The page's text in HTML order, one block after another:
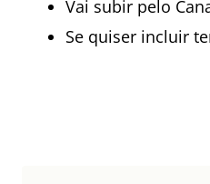
Vai subir pelo
Se quiser incluir